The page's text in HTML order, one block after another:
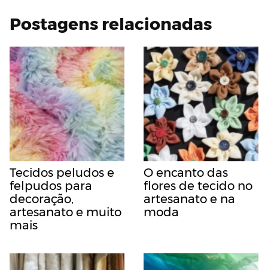
Postagens relacionadas
Tecidos peludos e
felpudos para
decoração,
artesanato e muito
mais
O encanto das
flores de tecido no
artesanato e na
moda